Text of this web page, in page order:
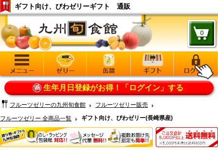
ギフト向け、びわゼリーギフト 通販
生年月日登録がお得！ 「ログイン」する
フルーツゼリーの九州旬食館
フルーツゼリー販売
フルーツゼリー 全商品一覧
ギフト向け、びわゼリー(長崎県産)